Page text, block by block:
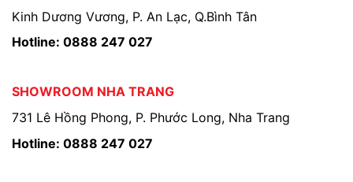
Kinh Dương Vương, P. An Lạc, Q.Bình Tân
Hotline: 0888 247 027
SHOWROOM NHA TRANG
731 Lê Hồng Phong, P. Phước Long, Nha Trang
Hotline: 0888 247 027